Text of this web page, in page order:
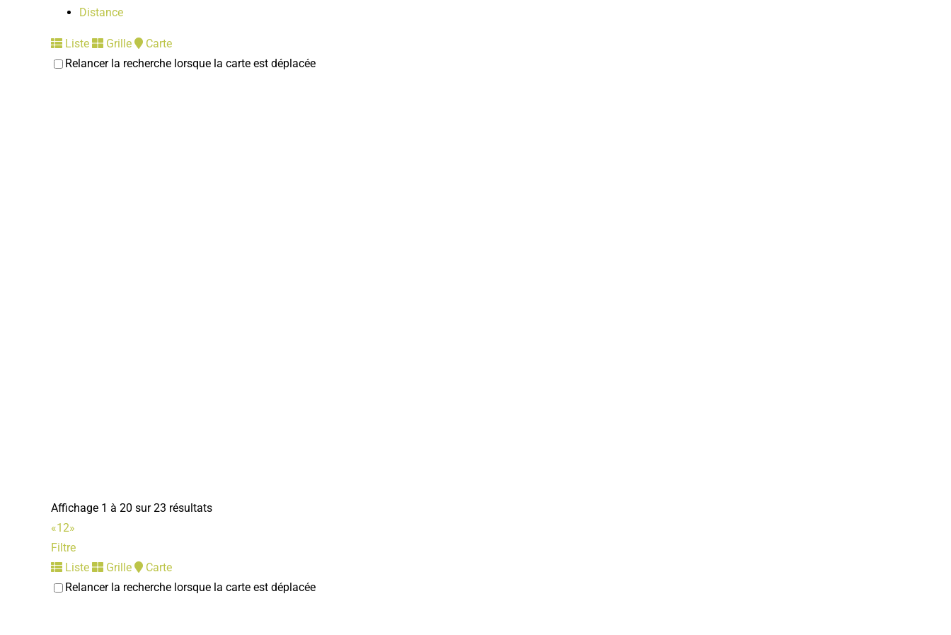
Distance
Liste Grille
Carte
Relancer la recherche lorsque la carte est déplacée
Affichage 1 à 20 sur 23 résultats
«12»
Filtre
Liste
Grille
Carte
Relancer la recherche lorsque la carte est déplacée